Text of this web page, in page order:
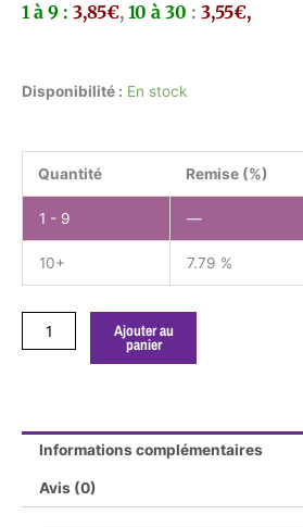
1 à 9 : 3,85€, 10 à 30 : 3,55€,
Disponibilité : En stock
Quantité Remise (%)
1 - 9 —
10+ 7.79 %
quantité
Forstman
GODET
Ajouter au
panier
Informations complémentaires
Avis (0)